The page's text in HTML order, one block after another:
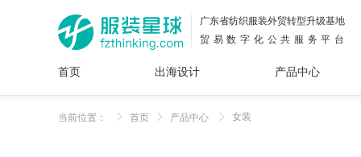
广东省纺织服装外贸转型升级基地
贸易数字化公共服务平台
首页 出海设计 产品中心
当前位置： 首页 产品中心 女装